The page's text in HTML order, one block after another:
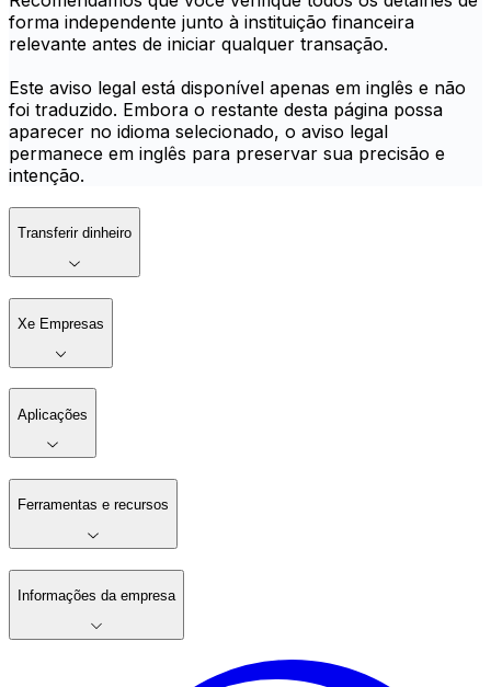
forma independente junto à instituição financeira
relevante antes de iniciar qualquer transação.
Este aviso legal está disponível apenas em inglês e não
foi traduzido. Embora o restante desta página possa
aparecer no idioma selecionado, o aviso legal
permanece em inglês para preservar sua precisão e
intenção.
Transferir dinheiro
Xe Empresas
Aplicações
Ferramentas e recursos
Informações da empresa